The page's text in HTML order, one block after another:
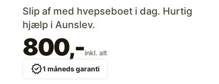
Slip af med hvepseboet i dag. Hurtig
hjælp i Aunslev.
800,-inkl. alt
verified1 måneds garanti